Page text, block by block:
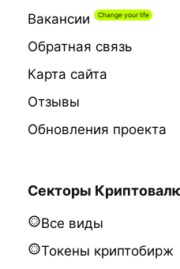
Вакансии
Обратная связь
Карта сайта
Отзывы
Обновления проекта
Секторы
Все виды
Токены криптобирж